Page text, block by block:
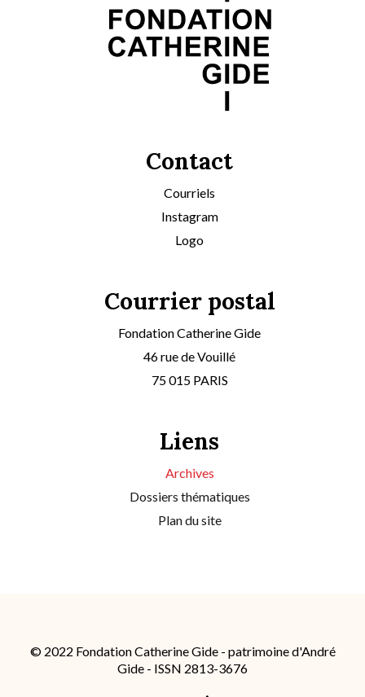
Contact
Courriels
Instagram
Logo
Courrier postal
Fondation Catherine Gide
46 rue de Vouillé
75 015 PARIS
Liens
Archives
Dossiers thématiques
Plan du site
© 2022 Fondation Catherine Gide - patrimoine d'André
Gide - ISSN 2813-3676